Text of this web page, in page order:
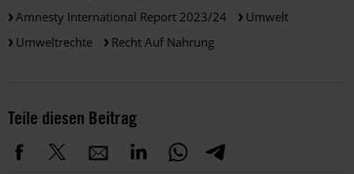
Amnesty International Report 2023/24
Umwelt
Umweltrechte
Recht Auf Nahrung
Teile diesen Beitrag